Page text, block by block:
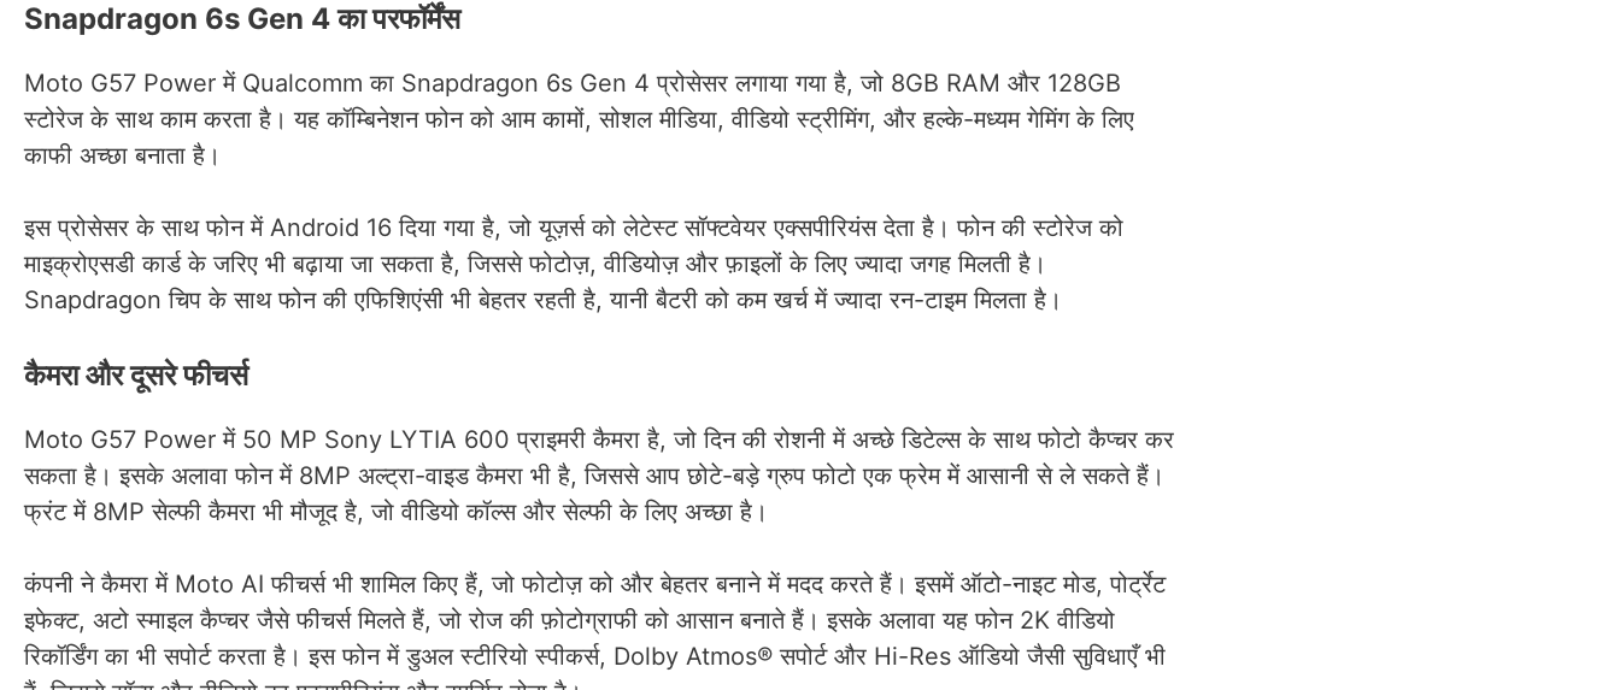
Snapdragon 6s Gen 4 का परफॉर्मेंस
Moto G57 Power में Qualcomm का Snapdragon 6s Gen 4 प्रोसेसर लगाया गया है, जो 8GB RAM और 128GB
स्टोरेज के साथ काम करता है। यह कॉम्बिनेशन फोन को आम कामों, सोशल मीडिया, वीडियो स्ट्रीमिंग, और हल्के-मध्यम गेमिंग के लिए
काफी अच्छा बनाता है।
इस प्रोसेसर के साथ फोन में Android 16 दिया गया है, जो यूज़र्स को लेटेस्ट सॉफ्टवेयर एक्सपीरियंस देता है। फोन की स्टोरेज को
माइक्रोएसडी कार्ड के जरिए भी बढ़ाया जा सकता है, जिससे फोटोज़, वीडियोज़ और फ़ाइलों के लिए ज्यादा जगह मिलती है।
Snapdragon चिप के साथ फोन की एफिशिएंसी भी बेहतर रहती है, यानी बैटरी को कम खर्च में ज्यादा रन-टाइम मिलता है।
कैमरा और दूसरे फीचर्स
Moto G57 Power में 50 MP Sony LYTIA 600 प्राइमरी कैमरा है, जो दिन की रोशनी में अच्छे डिटेल्स के साथ फोटो कैप्चर कर
सकता है। इसके अलावा फोन में 8MP अल्ट्रा-वाइड कैमरा भी है, जिससे आप छोटे-बड़े ग्रुप फोटो एक फ्रेम में आसानी से ले सकते हैं।
फ्रंट में 8MP सेल्फी कैमरा भी मौजूद है, जो वीडियो कॉल्स और सेल्फी के लिए अच्छा है।
कंपनी ने कैमरा में Moto AI फीचर्स भी शामिल किए हैं, जो फोटोज़ को और बेहतर बनाने में मदद करते हैं। इसमें ऑटो-नाइट मोड, पोर्ट्रेट
इफेक्ट, अटो स्माइल कैप्चर जैसे फीचर्स मिलते हैं, जो रोज की फ़ोटोग्राफी को आसान बनाते हैं। इसके अलावा यह फोन 2K वीडियो
रिकॉर्डिंग का भी सपोर्ट करता है। इस फोन में डुअल स्टीरियो स्पीकर्स, Dolby Atmos® सपोर्ट और Hi-Res ऑडियो जैसी सुविधाएँ भी